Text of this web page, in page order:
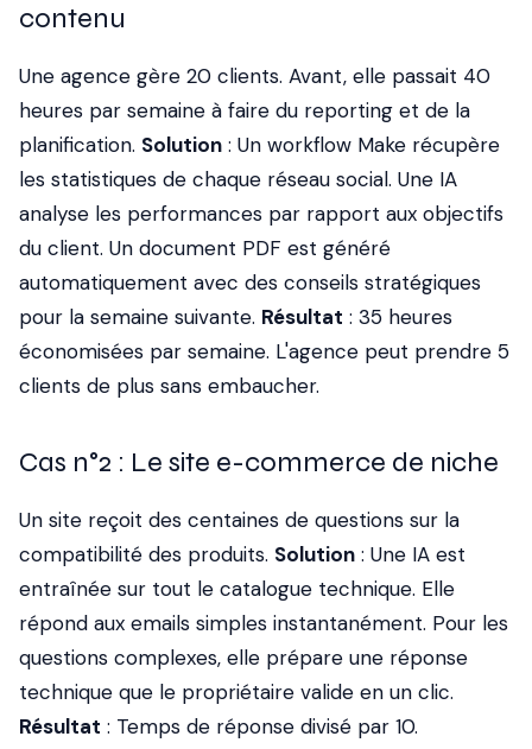
contenu
Une agence gère 20 clients. Avant, elle passait 40
heures par semaine à faire du reporting et de la
planification. Solution : Un workflow Make récupère
les statistiques de chaque réseau social. Une IA
analyse les performances par rapport aux objectifs
du client. Un document PDF est généré
automatiquement avec des conseils stratégiques
pour la semaine suivante. Résultat : 35 heures
économisées par semaine. L'agence peut prendre 5
clients de plus sans embaucher.
Cas n°2 : Le site e-commerce de niche
Un site reçoit des centaines de questions sur la
compatibilité des produits. Solution : Une IA est
entraînée sur tout le catalogue technique. Elle
répond aux emails simples instantanément. Pour les
questions complexes, elle prépare une réponse
technique que le propriétaire valide en un clic.
Résultat : Temps de réponse divisé par 10.